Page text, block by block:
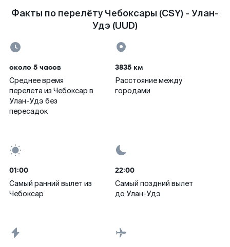
Факты по перелёту Чебоксары (CSY) - Улан-
Удэ (UUD)
около 5 часов
Среднее время
перелета из Чебоксар в
Улан-Удэ без
пересадок
3835 км
Расстояние между
городами
01:00
Самый ранний вылет из
Чебоксар
22:00
Самый поздний вылет
до Улан-Удэ